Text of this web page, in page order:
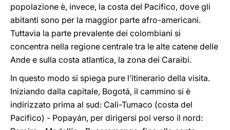
popolazione è, invece, la costa del Pacifico, dove gli
abitanti sono per la maggior parte afro-americani.
Tuttavia la parte prevalente dei colombiani si
concentra nella regione centrale tra le alte catene delle
Ande e sulla costa atlantica, la zona dei Caraibi.
In questo modo si spiega pure l’itinerario della visita.
Iniziando dalla capitale, Bogotá, il cammino si è
indirizzato prima al sud: Cali-Tumaco (costa del
Pacifico) - Popayán, per dirigersi poi verso il nord: